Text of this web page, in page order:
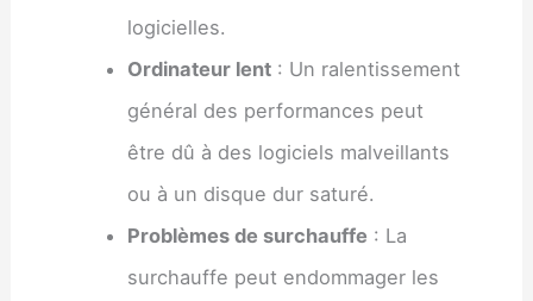
logicielles.
Ordinateur lent : Un ralentissement
général des performances peut
être dû à des logiciels malveillants
ou à un disque dur saturé.
Problèmes de surchauffe : La
surchauffe peut endommager les